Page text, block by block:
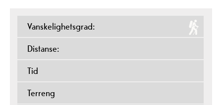
Vanskelighetsgrad:
Distanse:
Tid
Terreng